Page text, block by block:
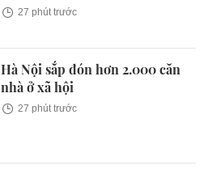
27 phút trước
Hà Nội sắp đón hơn 2.000 căn
nhà ở xã hội
27 phút trước